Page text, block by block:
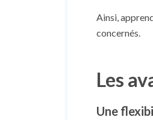
Ainsi,
concernés.
Les
Une